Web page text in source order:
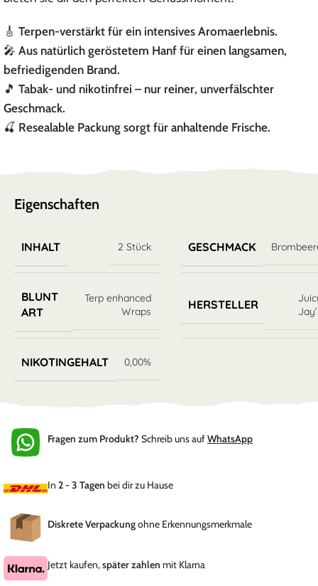
🎸 Terpen-verstärkt für ein intensives Aromaerlebnis.
🎤 Aus natürlich geröstetem Hanf für einen langsamen,
befriedigenden Brand.
🎵 Tabak- und nikotinfrei – nur reiner, unverfälschter
Geschmack.
🍒 Resealable Packung sorgt für anhaltende Frische.
Eigenschaften
INHALT 2 Stück GESCHMACK
BLUNT
ART
Terp enhanced
Wraps
HERSTELLER
NIKOTINGEHALT 0,00%
Fragen zum Produkt? Schreib uns aufWhatsApp
In 2 - 3 Tagen bei dir zu Hause
Diskrete Verpackungohne Erkennungsmerkmale
Jetzt kaufen,später zahlen mit Klarna